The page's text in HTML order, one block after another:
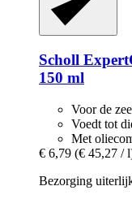
Scholl
150 ml
Voor de
Voedt tot
Met
€ 6,79 (€ 45,27 /
Bezorging